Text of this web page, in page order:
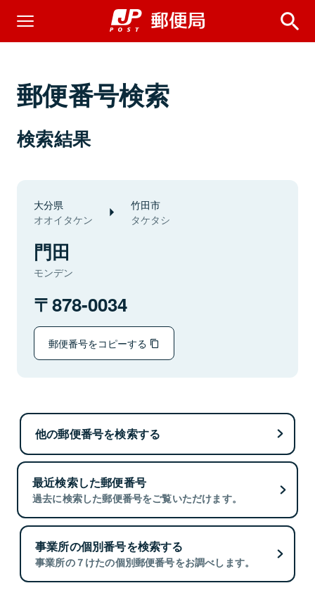
郵便番号検索
検索結果
大分県
オオイタケン
竹田市
タケタシ
門田
モンデン
878-0034
郵便番号をコピーする
他の郵便番号を検索する
最近検索した郵便番号
過去に検索した郵便番号をご覧いただけます。
事業所の個別番号を検索する
事業所の７けたの個別郵便番号をお調べします。